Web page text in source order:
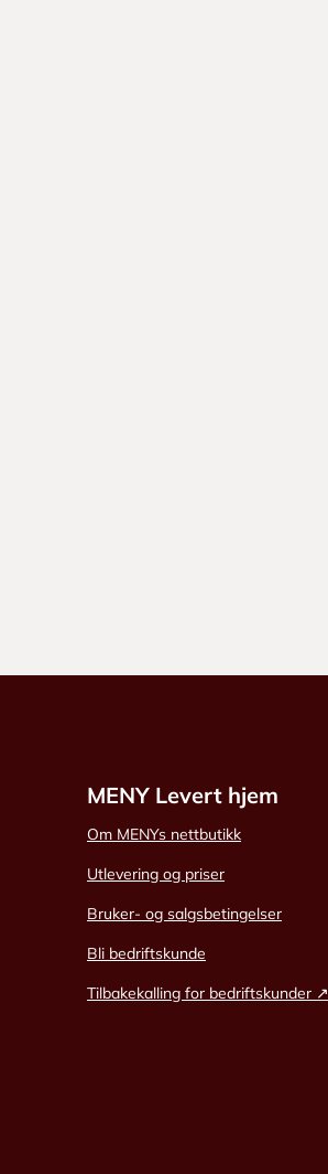
MENY Levert hjem
Om MENYs nettbutikk
Utlevering og priser
Bruker- og salgsbetingelser
Bli bedriftskunde
Tilbakekalling for bedriftskunder ↗